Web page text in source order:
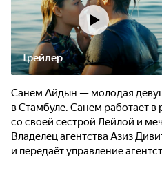
Трейлер
Санем Айдын — молодая
в Стамбуле. Санем работает в
со своей сестрой Лейлой и
Владелец агентства Азиз
и передаёт управление